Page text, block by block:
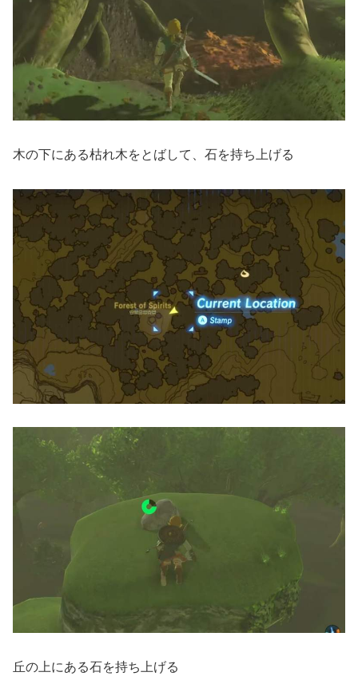
木の下にある枯れ木をとばして、石を持ち上げる
丘の上にある石を持ち上げる